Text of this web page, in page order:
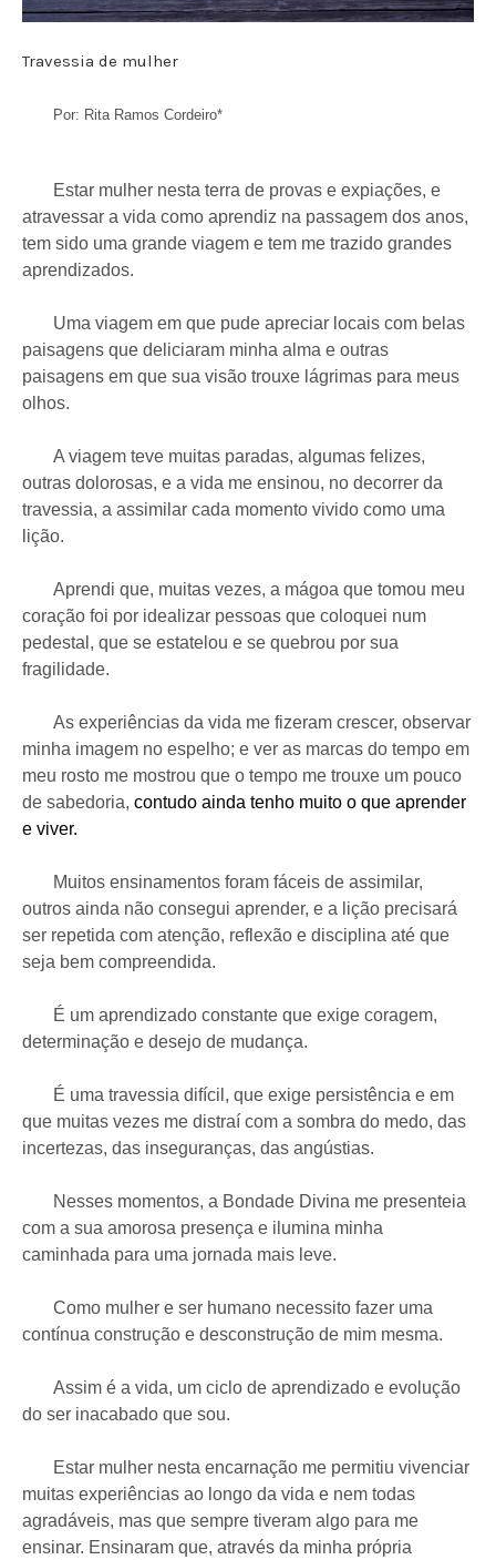
Travessia de mulher
Por: Rita Ramos Cordeiro*
Estar mulher nesta terra de provas e expiações, e
atravessar a vida como aprendiz na passagem dos anos,
tem sido uma grande viagem e tem me trazido grandes
aprendizados.
Uma viagem em que pude apreciar locais com belas
paisagens que deliciaram minha alma e outras
paisagens em que sua visão trouxe lágrimas para meus
olhos.
A viagem teve muitas paradas, algumas felizes,
outras dolorosas, e a vida me ensinou, no decorrer da
travessia, a assimilar cada momento vivido como uma
lição.
Aprendi que, muitas vezes, a mágoa que tomou meu
coração foi por idealizar pessoas que coloquei num
pedestal, que se estatelou e se quebrou por sua
fragilidade.
As experiências da vida me fizeram crescer, observar
minha imagem no espelho; e ver as marcas do tempo em
meu rosto me mostrou que o tempo me trouxe um pouco
de sabedoria, contudo ainda tenho muito o que aprender
e viver.
Muitos ensinamentos foram fáceis de assimilar,
outros ainda não consegui aprender, e a lição precisará
ser repetida com atenção, reflexão e disciplina até que
seja bem compreendida.
É um aprendizado constante que exige coragem,
determinação e desejo de mudança.
É uma travessia difícil, que exige persistência e em
que muitas vezes me distraí com a sombra do medo, das
incertezas, das inseguranças, das angústias.
Nesses momentos, a Bondade Divina me presenteia
com a sua amorosa presença e ilumina minha
caminhada para uma jornada mais leve.
Como mulher e ser humano necessito fazer uma
contínua construção e desconstrução de mim mesma.
Assim é a vida, um ciclo de aprendizado e evolução
do ser inacabado que sou.
Estar mulher nesta encarnação me permitiu vivenciar
muitas experiências ao longo da vida e nem todas
agradáveis, mas que sempre tiveram algo para me
ensinar. Ensinaram que, através da minha própria